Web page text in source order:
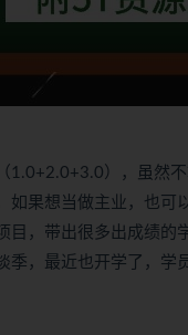
1.0+2.0+3.0），虽然
如果想当做主业，也
目，带出很多出成绩
，最近也开学了，学